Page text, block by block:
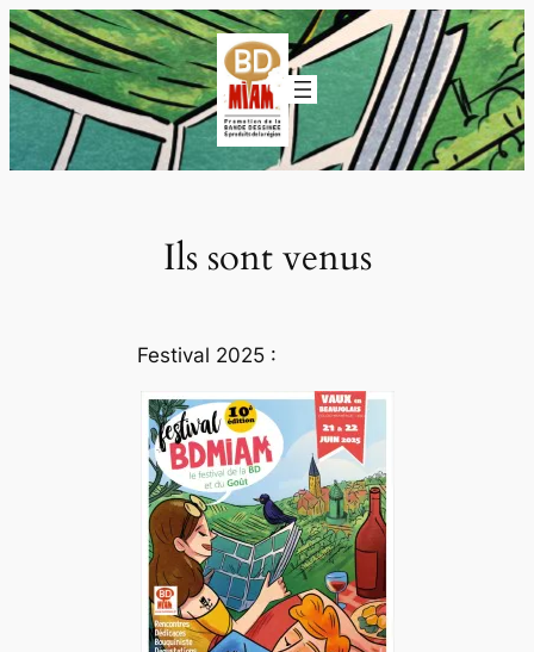
Aller
au
contenu
Ils sont venus
Festival 2025 :